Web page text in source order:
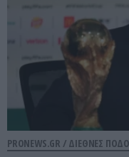
PRONEWS.GR / ΔΙΕΘΝΕΣ